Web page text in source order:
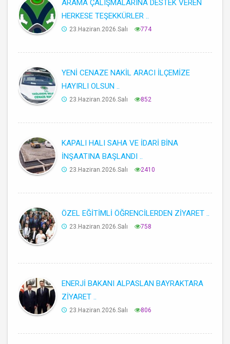
ARAMA ÇALIŞMALARINA DESTEK VEREN
HERKESE TEŞEKKÜRLER ..
23.Haziran.2026.Salı 774
YENİ CENAZE NAKİL ARACI İLÇEMİZE
HAYIRLI OLSUN ..
23.Haziran.2026.Salı 852
KAPALI HALI SAHA VE İDARİ BİNA
İNŞAATINA BAŞLANDI ..
23.Haziran.2026.Salı 2410
ÖZEL EĞİTİMLİ ÖĞRENCİLERDEN ZİYARET ..
23.Haziran.2026.Salı 758
ENERJİ BAKANI ALPASLAN BAYRAKTARA
ZİYARET ..
23.Haziran.2026.Salı 806